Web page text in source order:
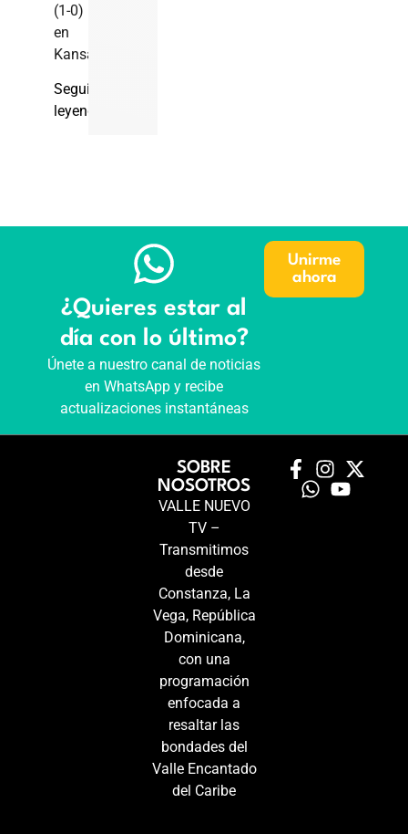
(1-0)
en
Kansas.
Seguir
leyendo
¿Quieres estar al
día con lo último?
Únete a nuestro canal de noticias
en WhatsApp y recibe
actualizaciones instantáneas
Unirme
ahora
SOBRE
NOSOTROS
VALLE NUEVO
TV –
Transmitimos
desde
Constanza, La
Vega, República
Dominicana,
con una
programación
enfocada a
resaltar las
bondades del
Valle Encantado
del Caribe